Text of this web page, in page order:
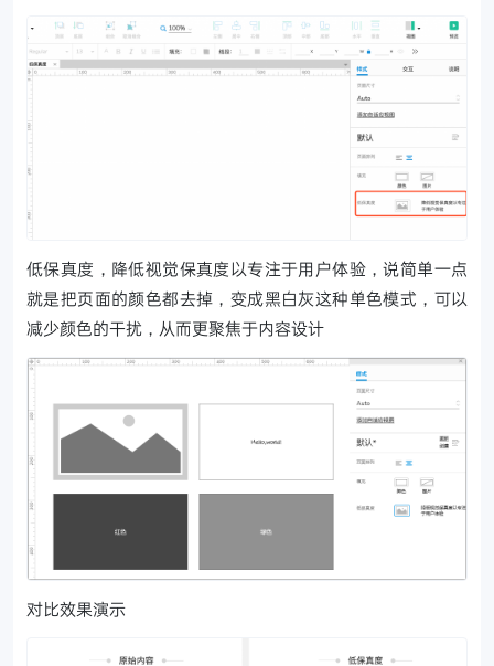
低保真度，降低视觉保真度以专注于用户体验，说简单一点
就是把页面的颜色都去掉，变成黑白灰这种单色模式，可以
减少颜色的干扰，从而更聚焦于内容设计
对比效果演示